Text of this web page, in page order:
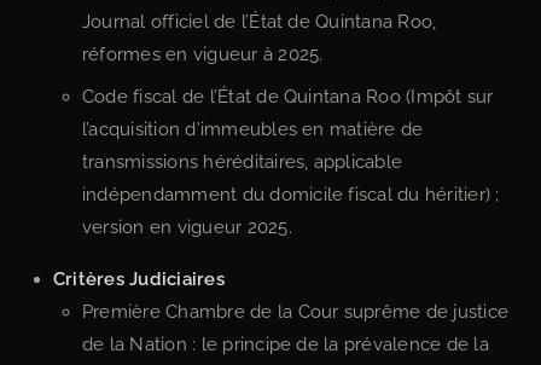
Journal officiel de l’État de Quintana Roo,
réformes en vigueur à 2025.
Code fiscal de l’État de Quintana Roo (Impôt sur
l’acquisition d’immeubles en matière de
transmissions héréditaires, applicable
indépendamment du domicile fiscal du héritier) ;
version en vigueur 2025.
Critères Judiciaires
Première Chambre de la Cour suprême de justice
de la Nation : le principe de la prévalence de la